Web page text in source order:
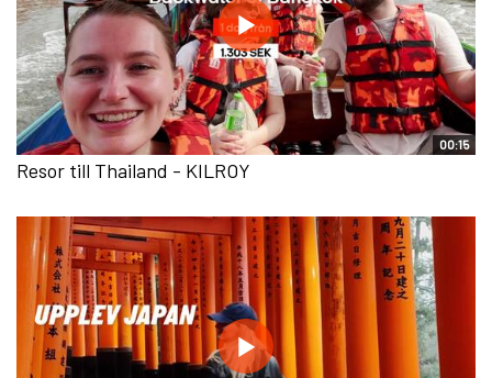
00:15
Resor till Thailand - KILROY